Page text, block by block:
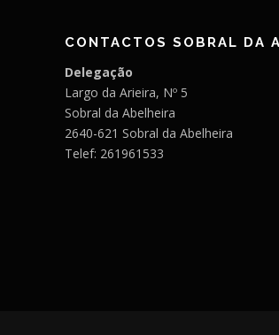
CONTACTOS SOBRAL DA
Delegação
Largo da Arieira, Nº 5
Sobral da Abelheira
2640-621 Sobral da Abelheira
Telef: 261961533